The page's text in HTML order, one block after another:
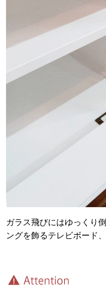
ガラス飛びにはゆっくり
ングを飾るテレビボード